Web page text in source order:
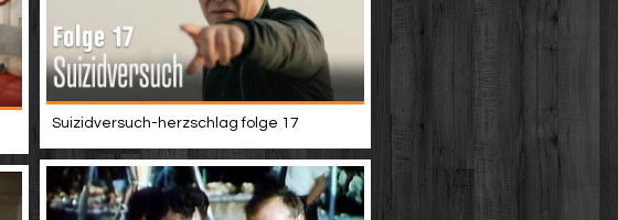
Suizidversuch-herzschlag folge 17